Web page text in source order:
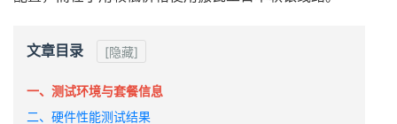
文章目录 [隐藏]
一、测试环境与套餐信息
二、硬件性能测试结果